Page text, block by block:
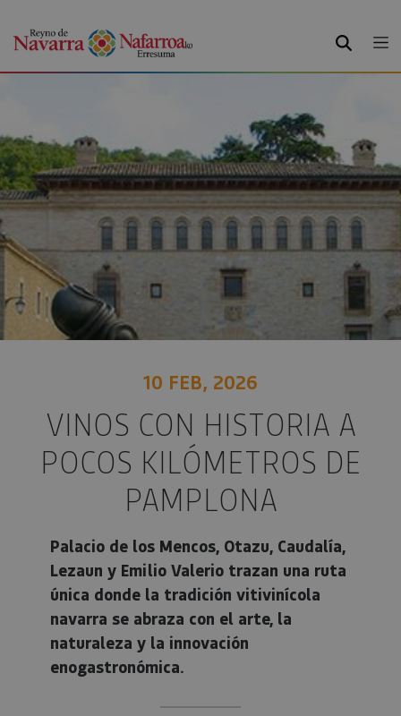
BUSCAR
10 FEB, 2026
VINOS CON HISTORIA A
POCOS KILÓMETROS DE
PAMPLONA
Palacio de los Mencos, Otazu, Caudalía,
Lezaun y Emilio Valerio trazan una ruta
única donde la tradición vitivinícola
navarra se abraza con el arte, la
naturaleza y la innovación
enogastronómica.